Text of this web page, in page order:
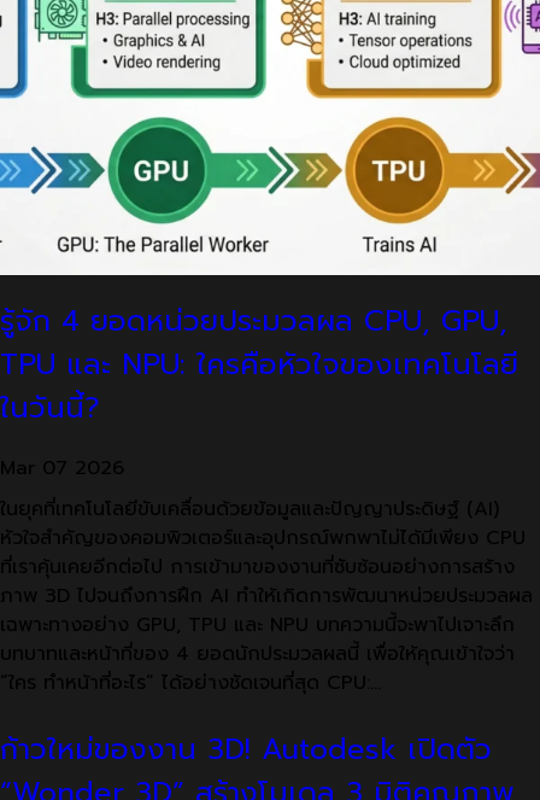
รู้จัก 4 ยอดหน่วยประมวลผล CPU, GPU,
TPU และ NPU: ใครคือหัวใจของเทคโนโลยี
ในวันนี้?
Mar 07 2026
ในยุคที่เทคโนโลยีขับเคลื่อนด้วยข้อมูลและปัญญาประดิษฐ์ (AI)
หัวใจสำคัญของคอมพิวเตอร์และอุปกรณ์พกพาไม่ได้มีเพียง CPU
ที่เราคุ้นเคยอีกต่อไป การเข้ามาของงานที่ซับซ้อนอย่างการสร้าง
ภาพ 3D ไปจนถึงการฝึก AI ทำให้เกิดการพัฒนาหน่วยประมวลผล
เฉพาะทางอย่าง GPU, TPU และ NPU บทความนี้จะพาไปเจาะลึก
บทบาทและหน้าที่ของ 4 ยอดนักประมวลผลนี้ เพื่อให้คุณเข้าใจว่า
“ใคร ทำหน้าที่อะไร” ได้อย่างชัดเจนที่สุด CPU:…
ก้าวใหม่ของงาน 3D! Autodesk เปิดตัว